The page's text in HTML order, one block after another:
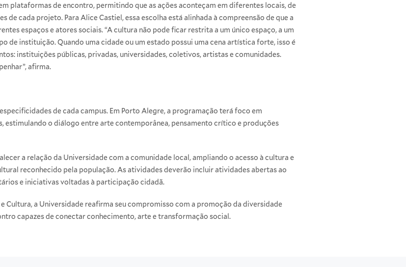
plataformas de encontro, permitindo que as ações aconteçam em diferentes locais, de
de cada projeto. Para Alice Castiel, essa escolha está alinhada à compreensão de que a
espaços e atores sociais. “A cultura não pode ficar restrita a um único espaço, a um
de instituição. Quando uma cidade ou um estado possui uma cena artística forte, isso é
instituições públicas, privadas, universidades, coletivos, artistas e comunidades.
afirma.
de cada campus. Em Porto Alegre, a programação terá foco em
estimulando o diálogo entre arte contemporânea, pensamento crítico e produções
a relação da Universidade com a comunidade local, ampliando o acesso à cultura e
reconhecido pela população. As atividades deverão incluir atividades abertas ao
e iniciativas voltadas à participação cidadã.
Cultura, a Universidade reafirma seu compromisso com a promoção da diversidade
capazes de conectar conhecimento, arte e transformação social.